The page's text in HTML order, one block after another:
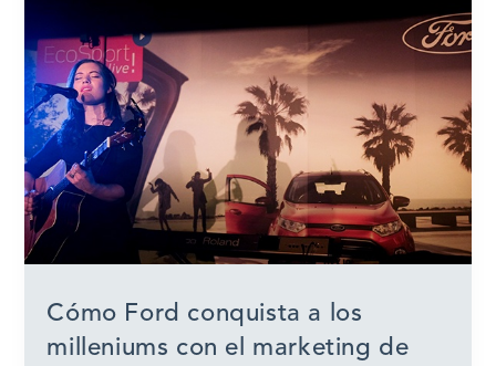
Cómo Ford conquista a los
milleniums con el marketing de